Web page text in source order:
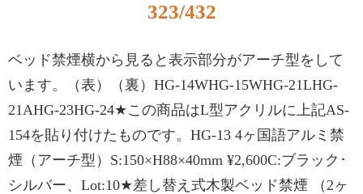
323/432
ベッド禁煙横から見ると表示部分がアーチ型をして
います。（表）（裏）HG-14WHG-15WHG-21LHG-
21AHG-23HG-24★この商品はL型アクリルに上記AS-
154を貼り付けたものです。HG-13 4ヶ国語アルミ禁
煙（アーチ型）S:150×H88×40mm ¥2,600C:ブラック･
シルバー、Lot:10★差し替え式木製ベッド禁煙 （2ヶ